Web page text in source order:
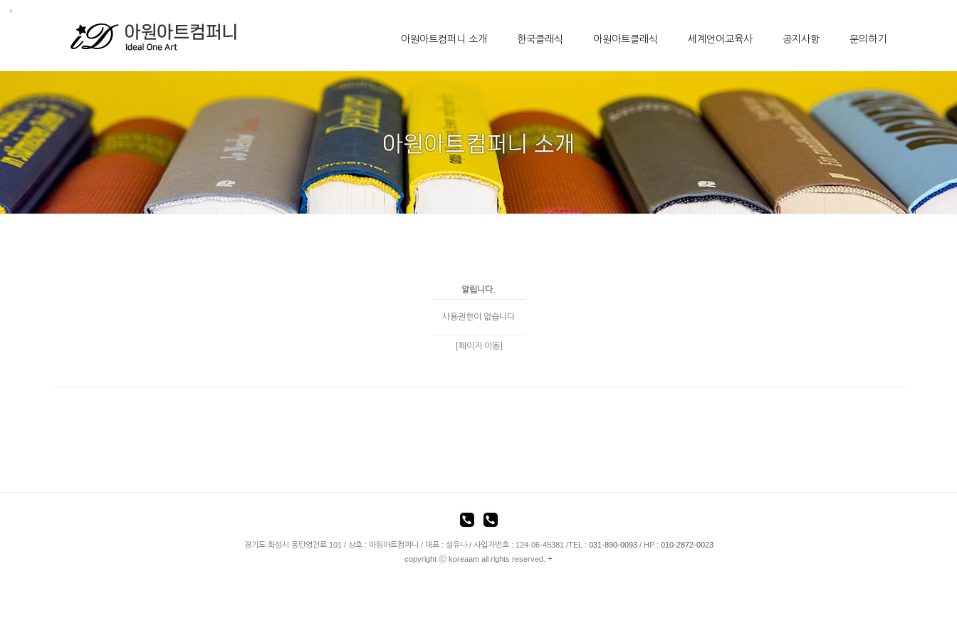
아원아트컴퍼니 소개 한국클래식 아원아트클래식 세계언어교육사 공지사항 문의하기
알립니다.
사용권한이 없습니다
[페이지 이동]
경기도 화성시 동탄영천로 101 / 상호 : 아원아트컴퍼니 / 대표 : 설유나 / 사업자번호 : 124-06-45381 /TEL : 031-890-0093/ HP : 010-2872-0023
copyright ⓒ koreaam all rights reserved. +